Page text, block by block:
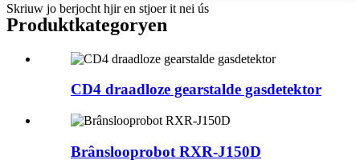
Skriuw jo berjocht hjir en stjoer it nei ús
Produktkategoryen
CD4 draadloze gearstalde gasdetektor
Brânslooprobot RXR-J150D